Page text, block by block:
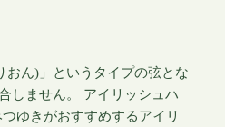
おん)」というタイプの弦とな
しません。 アイリッシュハ
ゆきがおすすめするアイリ